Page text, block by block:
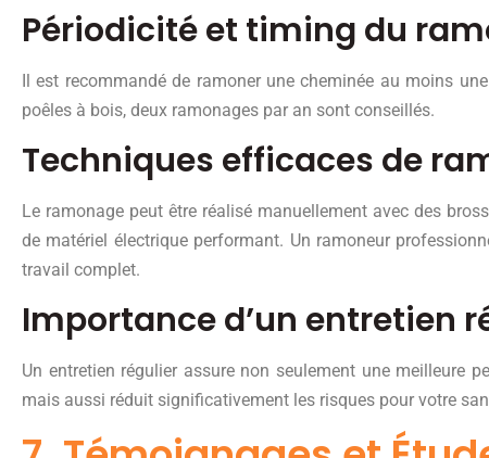
Périodicité et timing du
Il est recommandé de ramoner une cheminée au moins
poêles à bois, deux ramonages par an sont conseillés.
Techniques efficaces de
Le ramonage peut être réalisé manuellement avec des
de matériel électrique performant. Un ramoneur
travail complet.
Importance d’un entretien
Un entretien régulier assure non seulement une meilleure
mais aussi réduit significativement les risques pour votre